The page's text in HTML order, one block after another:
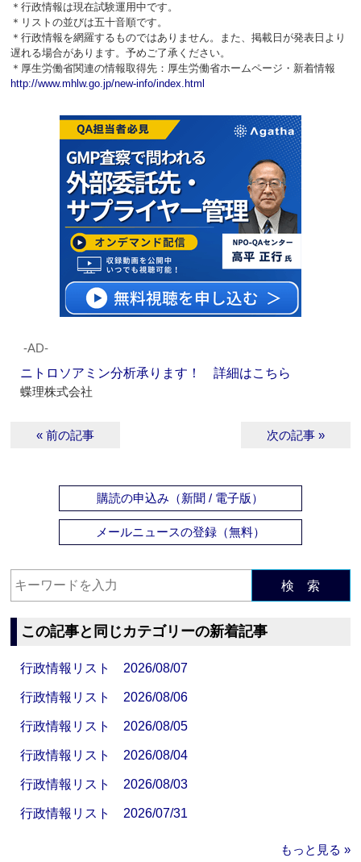
＊行政情報は現在試験運用中です。
＊リストの並びは五十音順です。
＊行政情報を網羅するものではありません。また、掲載日が発表日より
遅れる場合があります。予めご了承ください。
＊厚生労働省関連の情報取得先：厚生労働省ホームページ・新着情報
http://www.mhlw.go.jp/new-info/index.html
‐AD‐
ニトロソアミン分析承ります！ 詳細はこちら
蝶理株式会社
« 前の記事 次の記事 »
購読の申込み（新聞 / 電子版）
メールニュースの登録（無料）
検 索
この記事と同じカテゴリーの新着記事
行政情報リスト 2026/08/07
行政情報リスト 2026/08/06
行政情報リスト 2026/08/05
行政情報リスト 2026/08/04
行政情報リスト 2026/08/03
行政情報リスト 2026/07/31
もっと見る »